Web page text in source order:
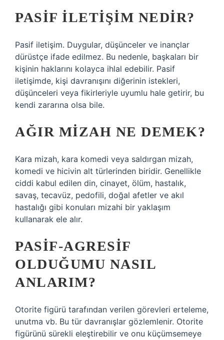
PASIF ILETIŞIM NEDIR?
Pasif iletişim. Duygular, düşünceler ve inançlar
dürüstçe ifade edilmez. Bu nedenle, başkaları bir
kişinin haklarını kolayca ihlal edebilir. Pasif
iletişimde, kişi davranışını diğerinin istekleri,
düşünceleri veya fikirleriyle uyumlu hale getirir, bu
kendi zararına olsa bile.
AĞIR MIZAH NE DEMEK?
Kara mizah, kara komedi veya saldırgan mizah,
komedi ve hicivin alt türlerinden biridir. Genellikle
ciddi kabul edilen din, cinayet, ölüm, hastalık,
savaş, tecavüz, pedofili, doğal afetler ve akıl
hastalığı gibi konuları mizahi bir yaklaşım
kullanarak ele alır.
PASIF-AGRESIF
OLDUĞUMU NASIL
ANLARIM?
Otorite figürü tarafından verilen görevleri erteleme,
unutma vb. Bu tür davranışlar gözlemlenir. Otorite
figürünü sürekli eleştirebilir ve onu küçümsemeye